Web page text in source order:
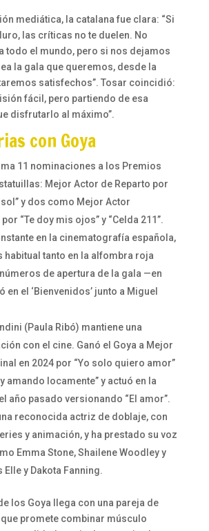
mediática, la catalana fue clara: “Si
las críticas no te duelen. No
todo el mundo, pero si nos dejamos
la gala que queremos, desde la
satisfechos”. Tosar coincidió:
fácil, pero partiendo de esa
disfrutarlo al máximo”.
con Goya
11 nominaciones a los Premios
Mejor Actor de Reparto por
sol” y dos como Mejor Actor
“Te doy mis ojos” y “Celda 211”.
en la cinematografía española,
habitual tanto en la alfombra roja
de apertura de la gala —en
en el ‘Bienvenidos’ junto a Miguel
(Paula Ribó) mantiene una
con el cine. Ganó el Goya a Mejor
en 2024 por “Yo solo quiero amor”
amando locamente” y actuó en la
año pasado versionando “El amor”.
reconocida actriz de doblaje, con
y animación, y ha prestado su voz
Emma Stone, Shailene Woodley y
Elle y Dakota Fanning.
los Goya llega con una pareja de
promete combinar músculo